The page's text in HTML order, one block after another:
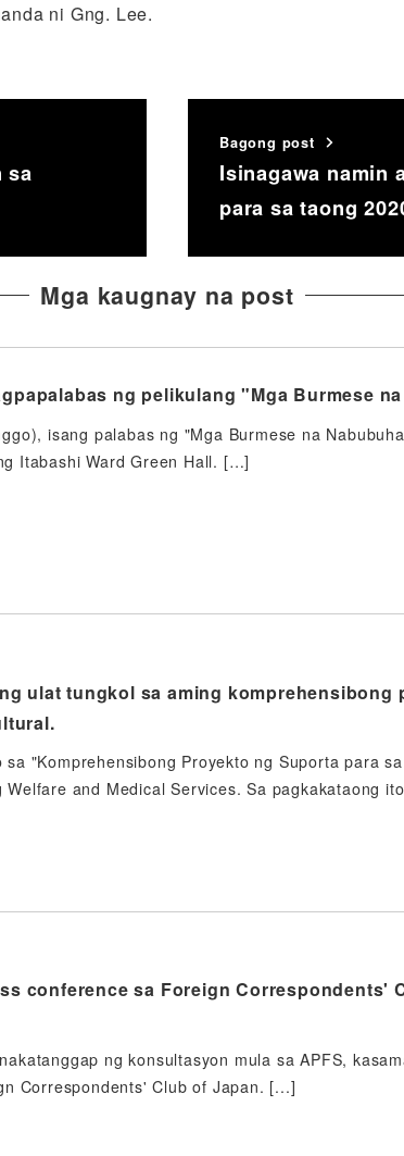
ni Gng. Lee.
sa
Bagong post
Isinagawa namin
para sa taong
Mga kaugnay na post
ng pelikulang "Mga Burmese
isang palabas ng "Mga Burmese na
Itabashi Ward Green Hall. […]
ulat tungkol sa aming
sa "Komprehensibong Proyekto ng Suporta para
Welfare and Medical Services. Sa pagkakataong
conference sa Foreign Correspondents'
ng konsultasyon mula sa APFS,
Correspondents' Club of Japan. [...]